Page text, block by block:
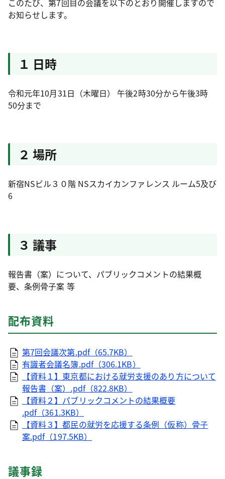
このたび、第7回目の会議を以下のとおり開催しますので
お知らせします。
１ 日時
令和元年10月31日（木曜日） 午後2時30分から午後3時
50分まで
２ 場所
新宿NSビル３０階 NSスカイカンファレンス ルーム5及び
6
３ 議事
報告書（案）について、パブリックコメントの結果概
要、条例骨子案 等
配布資料
第7回会議次第.pdf（65.7KB）
有識者会議名簿.pdf（306.1KB）
【資料１】東京都における就労支援のあり方について
報告書（案）.pdf（822.8KB）
【資料２】パブリックコメントの結果概要
.pdf（361.3KB）
【資料３】都民の就労を応援する条例（仮称）骨子
案.pdf（197.5KB）
議事録